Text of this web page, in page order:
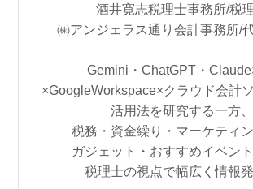
酒井寛志税理士事務所/税
㈱アンジェラス通り会計事務所/
Gemini・ChatGPT・
×GoogleWorkspace×クラウド会計
活用法を研究する一方、
税務・資金繰り・マーケティ
ガジェット・おすすめイベント
税理士の視点で幅広く情報